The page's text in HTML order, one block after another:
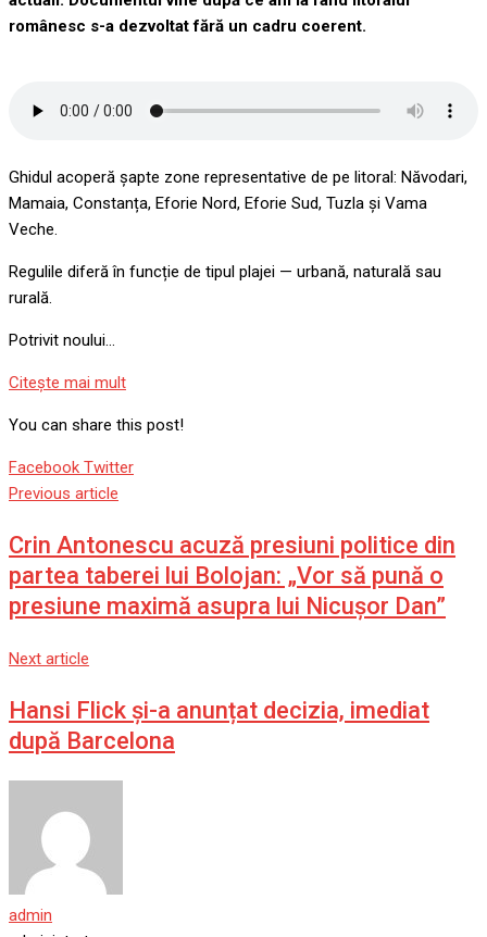
românesc s-a dezvoltat fără un cadru coerent.
Ghidul acoperă șapte zone representative de pe litoral: Năvodari,
Mamaia, Constanța, Eforie Nord, Eforie Sud, Tuzla și Vama
Veche.
Regulile diferă în funcție de tipul plajei — urbană, naturală sau
rurală.
Potrivit noului…
Citeşte mai mult
You can share this post!
Facebook TwitterGoogle+
LinkedIn
Whatsapp
StumbleUpon
Tumblr
Pinterest
Reddit
Share
Print
Previous article
Crin Antonescu acuză presiuni politice din
partea taberei lui Bolojan: „Vor să pună o
presiune maximă asupra lui Nicușor Dan”
Next article
Hansi Flick și-a anunțat decizia, imediat
după Barcelona
admin